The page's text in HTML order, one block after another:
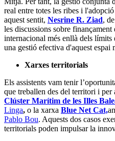
real entre totes les ribes i
aquest sentit, Nesrine R. Ziad, de
les discussions sobre
internacional més enllà dels
una gestió efectiva d'aquest espai
Xarxes territorials
Els assistents vam tenir
que treballen des del territori i per
Clúster Marítim de les Illes
Linga, o la xarxa Blue Net Cat,
Pablo Bou. Aquests dos casos
territorials poden impulsar la